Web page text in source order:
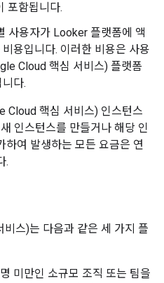
포함됩니다.
사용자가 Looker 플랫폼에 액
용입니다. 이러한 비용은 사용
Cloud 핵심 서비스) 플랫폼
다.
Cloud 핵심 서비스) 인스턴스
인스턴스를 만들거나 해당 인
하여 발생하는 모든 요금은 연
.
스)는 다음과 같은 세 가지 플
미만인 소규모 조직 또는 팀을